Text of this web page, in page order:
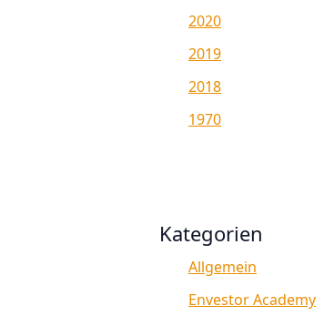
2020
2019
2018
1970
Kategorien
Allgemein
Envestor Academy